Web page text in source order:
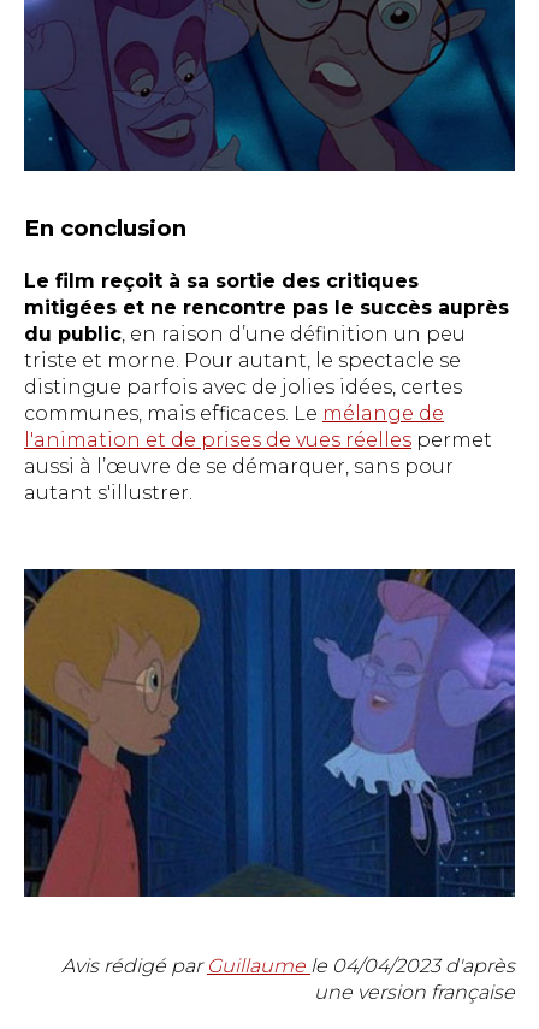
En conclusion
Le film reçoit à sa sortie des critiques
mitigées et ne rencontre pas le succès auprès
du public, en raison d’une définition un peu
triste et morne. Pour autant, le spectacle se
distingue parfois avec de jolies idées, certes
communes, mais efficaces. Le mélange de
l'animation et de prises de vues réelles permet
aussi à l’œuvre de se démarquer, sans pour
autant s'illustrer.
Avis rédigé par Guillaume le 04/04/2023d'après
une version française